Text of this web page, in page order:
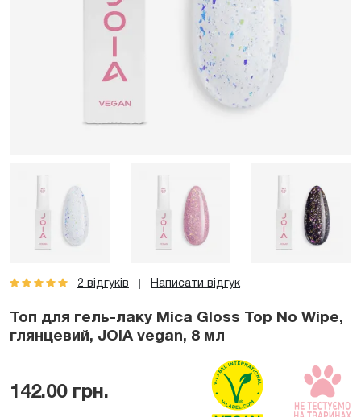
2 відгуків Написати відгук
Топ для гель-лаку Mica Gloss Top No Wipe,
глянцевий, JOIA vegan, 8 мл
142.00 грн.